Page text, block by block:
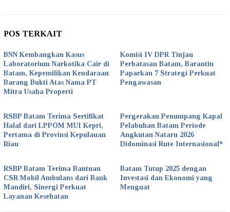
POS TERKAIT
BNN Kembangkan Kasus
Laboratorium Narkotika Cair di
Batam, Kepemilikan Kendaraan
Barang Bukti Atas Nama PT
Mitra Usaha Properti
Komisi IV DPR Tinjau
Perbatasan Batam, Barantin
Paparkan 7 Strategi Perkuat
Pengawasan
RSBP Batam Terima Sertifikat
Halal dari LPPOM MUI Kepri,
Pertama di Provinsi Kepulauan
Riau
Pergerakan Penumpang Kapal
Pelabuhan Batam Periode
Angkutan Nataru 2026
Didominasi Rute Internasional*
RSBP Batam Terima Bantuan
CSR Mobil Ambulans dari Bank
Mandiri, Sinergi Perkuat
Layanan Kesehatan
Batam Tutup 2025 dengan
Investasi dan Ekonomi yang
Menguat